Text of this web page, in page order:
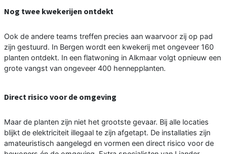
Nog twee kwekerijen ontdekt
Ook de andere teams treffen precies aan waarvoor zij op pad
zijn gestuurd. In Bergen wordt een kwekerij met ongeveer 160
planten ontdekt. In een flatwoning in Alkmaar volgt opnieuw een
grote vangst van ongeveer 400 hennepplanten.
Direct risico voor de omgeving
Maar de planten zijn niet het grootste gevaar. Bij alle locaties
blijkt de elektriciteit illegaal te zijn afgetapt. De installaties zijn
amateuristisch aangelegd en vormen een direct risico voor de